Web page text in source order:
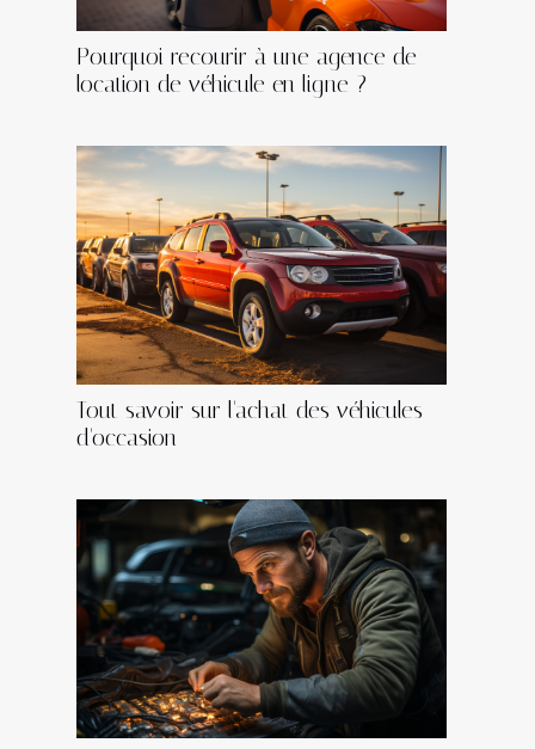
Pourquoi recourir à une agence de
location de véhicule en ligne ?
Tout savoir sur l'achat des véhicules
d'occasion